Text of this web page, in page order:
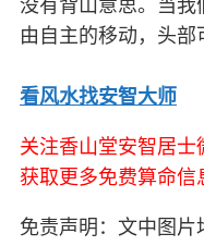
没有背山意思。当我
由自主的移动，头部
看风水找安智大师
关注香山堂安智居士
获取更多免费算命信
免责声明：文中图